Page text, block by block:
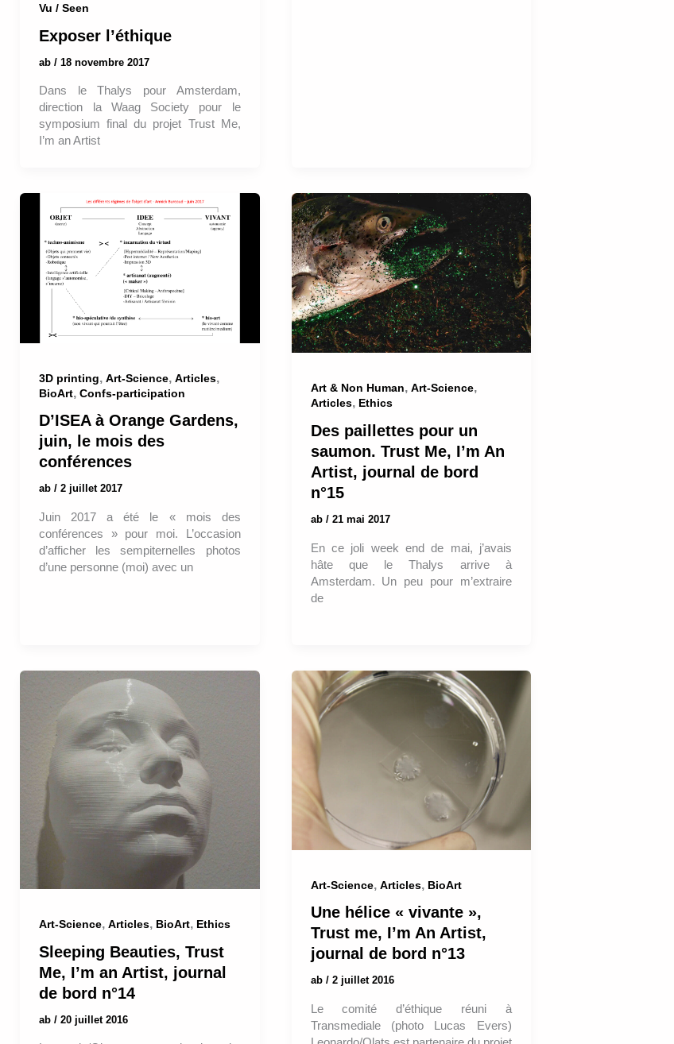
Vu / Seen
Exposer l’éthique
ab/18 novembre 2017
Dans le Thalys pour Amsterdam,
direction la Waag Society pour le
symposium final du projet Trust Me,
I’m an Artist
3D printing,Art-Science,Articles,
BioArt,Confs-participation
D’ISEA à Orange Gardens,
juin, le mois des
conférences
ab/2 juillet 2017
Juin 2017 a été le « mois des
conférences » pour moi. L’occasion
d’afficher les sempiternelles photos
d’une personne (moi) avec un
Art & Non Human, Art-Science,
Articles, Ethics
Des paillettes pour un
saumon. Trust Me, I’m An
Artist, journal de bord
n°15
ab / 21 mai 2017
En ce joli week end de mai, j’avais
hâte que le Thalys arrive à
Amsterdam. Un peu pour m’extraire
de
Art-Science,Articles, BioArt, Ethics
Sleeping Beauties, Trust
Me, I’m an Artist, journal
de bord n°14
ab/20 juillet 2016
Art-Science, Articles, BioArt
Une hélice « vivante »,
Trust me, I’m An Artist,
journal de bord n°13
ab / 2 juillet 2016
Le comité d’éthique réuni à
Transmediale (photo Lucas Evers)